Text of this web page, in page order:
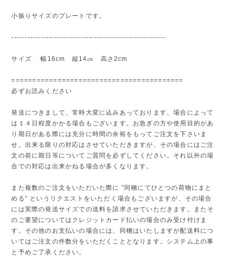
小振りサイズのプレートです。
----------------------------------------------------------
サイズ 幅16cm 縦14㎝ 高さ2cm
=========================================
必ずお読みください
発送につきまして、常時大変に込みあっております。場合によって
は１４日程度かかる場合もございます。お急ぎの方や使用目的があ
り期日がある際には充分に時間の余裕をもってご注文を下さいま
せ。出来る限りの対応はさせていただきますが、その場合にはご注
文の前に期日等についてご質問を必ずしてください。それ以外の場
合での対応は出来かねる場合が多くなります。
また複数のご注文をいただいた際に ”同梱にてひとつの荷物にまと
める” というリクエストをいただく場合もございますが、その場合
には実際の発送サイズでの送料を請求させていただきます。またそ
のご要望についてはクレジットカード払いの場合のみ受け付けま
す。その他のお支払いの場合には、同梱はいたしますが配送料につ
いてはご注文の件数分をいただくこととなります。システム上の事
と予めご了承ください。